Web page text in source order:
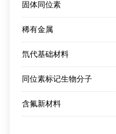
固体同位素
稀有金属
氘代基础材料
同位素标记生物分子
含氟新材料